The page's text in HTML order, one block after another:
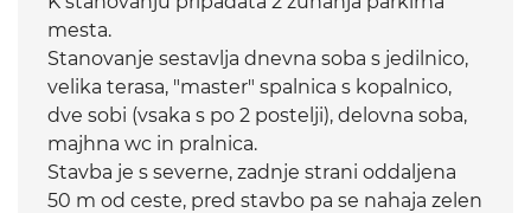
mesta.
Stanovanje sestavlja dnevna soba s jedilnico,
velika terasa, "master" spalnica s kopalnico,
dve sobi (vsaka s po 2 postelji), delovna soba,
majhna wc in pralnica.
Stavba je s severne, zadnje strani oddaljena
50 m od ceste, pred stavbo pa se nahaja zelen